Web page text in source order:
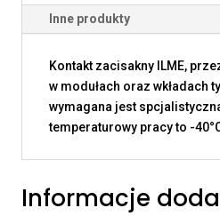
Inne produkty
Kontakt zacisakny ILME,
w modułach oraz wkładach
wymagana jest
temperaturowy pracy to -
Informacje